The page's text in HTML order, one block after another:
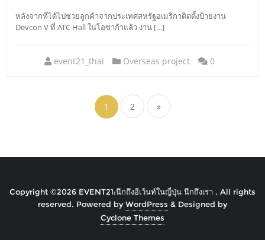
หลังจากที่ได้ไปช่วยลูกค้าจากประเทศสหรัฐอเมริกาติดตั้งป้ายงาน
Devcon V ที่ ATC Hall ในโอซาก้าแล้ว งาน […]
event21_thai Overseas project 0
นำทาง
เรื่อง
1 2 »
Copyright ©2026 EVENT21:นึกถึงอีเว้นท์ในญี่ปุ่น นึกถึงเรา . All rights
reserved. Powered byWordPress & Designed by
Cyclone Themes